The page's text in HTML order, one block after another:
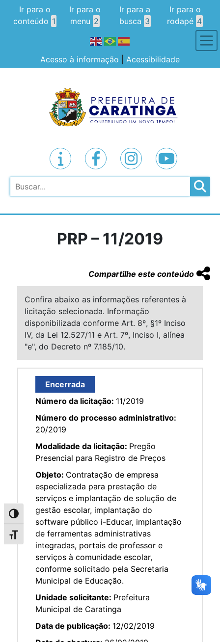
Alternar alto contraste
Alternar tamanho da fonte
Ir para o
conteúdo 1
Ir para o
menu 2
Ir para a
busca 3
Ir para o
rodapé 4
Acesso à informação Acessibilidade
Pesquisar
PRP – 11/2019
Compartilhe este conteúdo
Confira abaixo as informações referentes à
licitação selecionada. Informação
disponibilizada conforme Art. 8º, §1º Inciso
IV, da Lei 12.527/11 e Art. 7º, Inciso I, alínea
"e", do Decreto nº 7.185/10.
Encerrada
Número da licitação: 11/2019
Número do processo administrativo:
20/2019
Modalidade da licitação: Pregão
Presencial para Registro de Preços
Objeto: Contratação de empresa
especializada para prestação de
serviços e implantação de solução de
gestão escolar, implantação do
software público i-Educar, implantação
de ferramentas administrativas
integradas, portais de professor e
serviços à comunidade escolar,
conforme solicitado pela Secretaria
Municipal de Educação.
Unidade solicitante: Prefeitura
Municipal de Caratinga
Data de publicação: 12/02/2019